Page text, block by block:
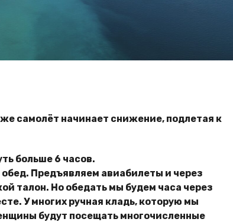
самолёт начинает снижение, подлетая к
больше 6 часов.
Предъявляем авиабилеты и через
талон. Но обедать мы будем часа через
У многих ручная кладь, которую мы
будут посещать многочисленные